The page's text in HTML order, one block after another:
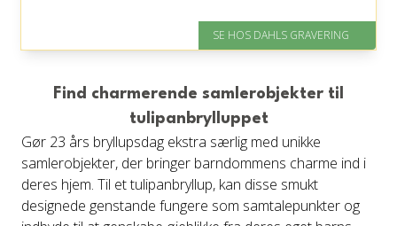
På lager
Levering: 2-3 dage
på 4.8 ud af 5
SE HOS DAHLS GRAVERING
Find charmerende samlerobjekter til
tulipanbrylluppet
Gør 23 års bryllupsdag ekstra særlig med unikke
samlerobjekter, der bringer barndommens charme ind i
deres hjem. Til et tulipanbryllup, kan disse smukt
designede genstande fungere som samtalepunkter og